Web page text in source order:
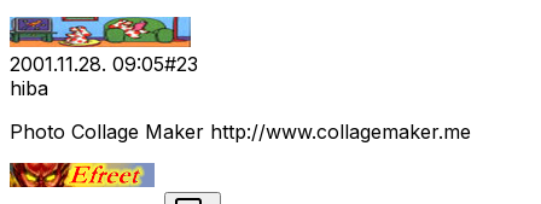
2001.11.28. 09:05#23
hiba
Photo Collage Maker http://www.collagemaker.me